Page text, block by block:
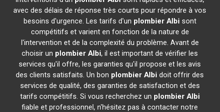
avec des délais de réponse très courts pour répondre à vos
besoins d'urgence. Les tarifs d'un plombier Albi sont
compétitifs et varient en fonction de la nature de
l'intervention et de la complexité du problème. Avant de
choisir un plombier Albi, il est important de vérifier les
services qu'il offre, les garanties qu'il propose et les avis
des clients satisfaits. Un bon plombier Albi doit offrir des
services de qualité, des garanties de satisfaction et des
tarifs compétitifs. Si vous recherchez un plombier Albi
fiable et professionnel, n'hésitez pas à contacter notre